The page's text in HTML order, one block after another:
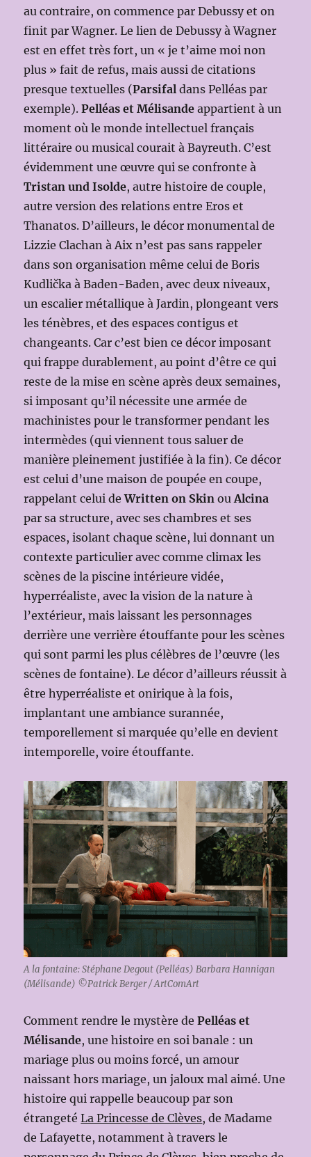
au contraire, on commence par Debussy et on
finit par Wagner. Le lien de Debussy à Wagner
est en effet très fort, un « je t’aime moi non
plus » fait de refus, mais aussi de citations
presque textuelles (Parsifaldans Pelléas par
exemple).Pelléas et Mélisande appartient à un
moment où le monde intellectuel français
littéraire ou musical courait à Bayreuth. C’est
évidemment une œuvre qui se confronte à
Tristan und Isolde, autre histoire de couple,
autre version des relations entre Eros et
Thanatos. D’ailleurs, le décor monumental de
Lizzie Clachan à Aix n’est pas sans rappeler
dans son organisation même celui de Boris
Kudlička à Baden-Baden, avec deux niveaux,
un escalier métallique à Jardin, plongeant vers
les ténèbres, et des espaces contigus et
changeants. Car c’est bien ce décor imposant
qui frappe durablement, au point d’être ce qui
reste de la mise en scène après deux semaines,
si imposant qu’il nécessite une armée de
machinistes pour le transformer pendant les
intermèdes (qui viennent tous saluer de
manière pleinement justifiée à la fin). Ce décor
est celui d’une maison de poupée en coupe,
rappelant celui deWritten on SkinouAlcina
par sa structure, avec ses chambres et ses
espaces, isolant chaque scène, lui donnant un
contexte particulier avec comme climax les
scènes de la piscine intérieure vidée,
hyperréaliste, avec la vision de la nature à
l’extérieur, mais laissant les personnages
derrière une verrière étouffante pour les scènes
qui sont parmi les plus célèbres de l’œuvre (les
scènes de fontaine). Le décor d’ailleurs réussit à
être hyperréaliste et onirique à la fois,
implantant une ambiance surannée,
temporellement si marquée qu’elle en devient
intemporelle, voire étouffante.
A la fontaine: Stéphane Degout (Pelléas) Barbara Hannigan
(Mélisande) ©Patrick Berger / ArtComArt
Comment rendre le mystère dePelléas et
Mélisande, une histoire en soi banale : un
mariage plus ou moins forcé, un amour
naissant hors mariage, un jaloux mal aimé. Une
histoire qui rappelle beaucoup par son
étrangetéLa Princesse de Clèves, de Madame
de Lafayette, notamment à travers le